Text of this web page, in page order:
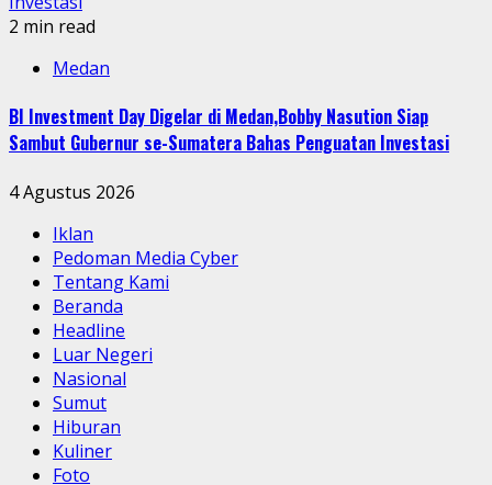
2 min read
Medan
BI Investment Day Digelar di Medan,Bobby Nasution Siap
Sambut Gubernur se-Sumatera Bahas Penguatan Investasi
4 Agustus 2026
Iklan
Pedoman Media Cyber
Tentang Kami
Beranda
Headline
Luar Negeri
Nasional
Sumut
Hiburan
Kuliner
Foto